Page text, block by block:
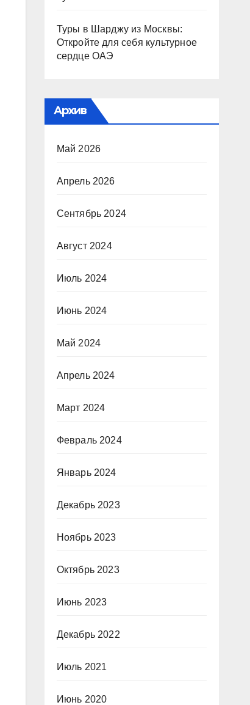
Туры в Шарджу из Москвы:
Откройте для себя культурное
сердце ОАЭ
Архив
Май 2026
Апрель 2026
Сентябрь 2024
Август 2024
Июль 2024
Июнь 2024
Май 2024
Апрель 2024
Март 2024
Февраль 2024
Январь 2024
Декабрь 2023
Ноябрь 2023
Октябрь 2023
Июнь 2023
Декабрь 2022
Июль 2021
Июнь 2020